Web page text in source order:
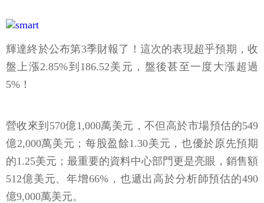
輝達終於公布第3季財報了！這次的表現超乎預期，收
盤上漲2.85%到186.52美元，盤後甚至一度大漲超過
5%！
營收來到570億1,000萬美元，不但高於市場預估的549
億2,000萬美元；每股盈餘1.30美元，也優於原先預期
的1.25美元；最重要的資料中心部門更是亮眼，銷售額
512億美元、年增66%，也遞出高於分析師預估的490
億9,000萬美元。